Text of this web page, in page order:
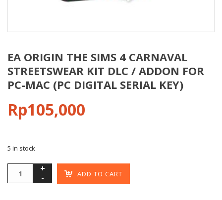
EA ORIGIN THE SIMS 4 CARNAVAL
STREETSWEAR KIT DLC / ADDON FOR
PC-MAC (PC DIGITAL SERIAL KEY)
Rp105,000
5 in stock
ADD TO CART